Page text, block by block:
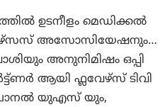
ഉടനീളം മെഡിക്കൽ
നഴ്സസ് അസോസിയേഷനും…
അനുനിമിഷം ഒപ്പി
ആയി ഫ്ലവേഴ്സ് ടിവി
യുഎസ് യും,